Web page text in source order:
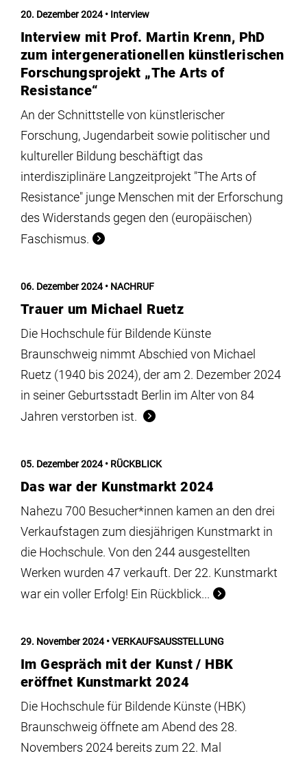
Institute
Forschung
Infrastruktur
Aktuelles
meinstudium
20. Dezember 2024 Interview
Interview mit Prof. Martin Krenn, PhD
zum intergenerationellen künstlerischen
Forschungsprojekt „The Arts of
Resistance“
An der Schnittstelle von künstlerischer
Forschung, Jugendarbeit sowie politischer und
kultureller Bildung beschäftigt das
interdisziplinäre Langzeitprojekt "The Arts of
Resistance" junge Menschen mit der Erforschung
des Widerstands gegen den (europäischen)
Faschismus.
06. Dezember 2024 NACHRUF
Trauer um Michael Ruetz
Die Hochschule für Bildende Künste
Braunschweig nimmt Abschied von Michael
Ruetz (1940 bis 2024), der am 2. Dezember 2024
in seiner Geburtsstadt Berlin im Alter von 84
Jahren verstorben ist.
05. Dezember 2024 RÜCKBLICK
Das war der Kunstmarkt 2024
Nahezu 700 Besucher*innen kamen an den drei
Verkaufstagen zum diesjährigen Kunstmarkt in
die Hochschule. Von den 244 ausgestellten
Werken wurden 47 verkauft. Der 22. Kunstmarkt
war ein voller Erfolg! Ein Rückblick...
29. November 2024 VERKAUFSAUSSTELLUNG
Im Gespräch mit der Kunst / HBK
eröffnet Kunstmarkt 2024
Die Hochschule für Bildende Künste (HBK)
Braunschweig öffnete am Abend des 28.
Novembers 2024 bereits zum 22. Mal